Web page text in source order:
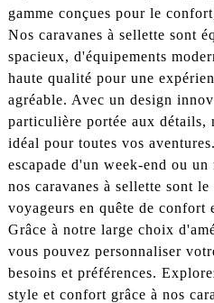
gamme conçues pour le
Nos caravanes à sellette sont
spacieux, d'équipements
haute qualité pour une
agréable. Avec un design
particulière portée aux détails,
idéal pour toutes vos
escapade d'un week-end ou
nos caravanes à sellette sont
voyageurs en quête de confort
Grâce à notre large choix
vous pouvez personnaliser
besoins et préférences.
style et confort grâce à nos